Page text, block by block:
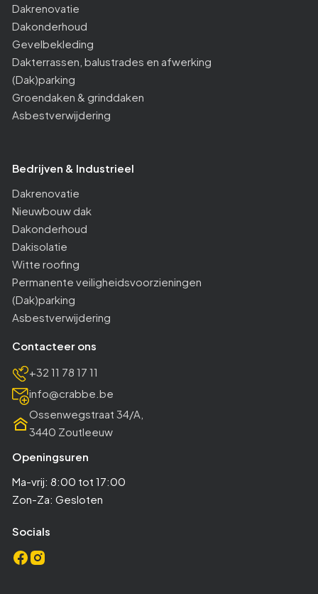
Dakrenovatie
Dakonderhoud
Gevelbekleding
Dakterrassen, balustrades en afwerking
(Dak)parking
Groendaken & grinddaken
Asbestverwijdering
Bedrijven & Industrieel
Dakrenovatie
Nieuwbouw dak
Dakonderhoud
Dakisolatie
Witte roofing
Permanente veiligheidsvoorzieningen
(Dak)parking
Asbestverwijdering
Contacteer ons
+32 11 78 17 11
info@crabbe.be
Ossenwegstraat 34/A,
3440 Zoutleeuw
Openingsuren
Ma-vrij: 8:00 tot 17:00
Zon-Za: Gesloten
Socials